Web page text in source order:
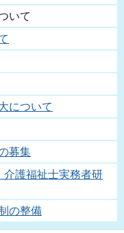
いて
について
募集
護福祉士実務者研
の整備